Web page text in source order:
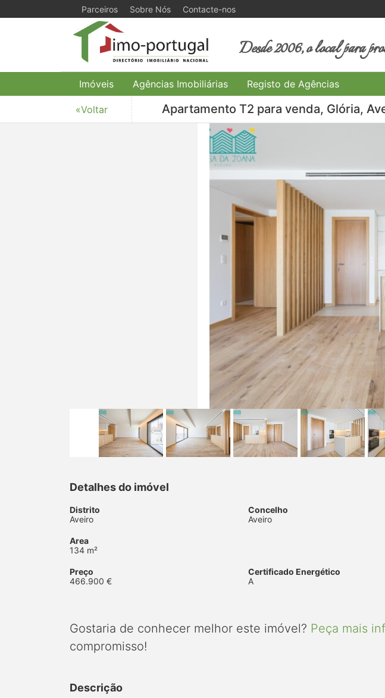
Parceiros Sobre Nós Contacte-nos
Desde 2006, o local para
Imóveis Agências Imobiliárias Registo de Agências
«Voltar Apartamento T2 para venda, Glória,
Detalhes do imóvel
Distrito
Aveiro
Concelho
Aveiro
Area
134 m²
Preço
466.900 €
Certificado Energético
A
Gostaria de conhecer melhor este imóvel? Peça mais
compromisso!
Descrição